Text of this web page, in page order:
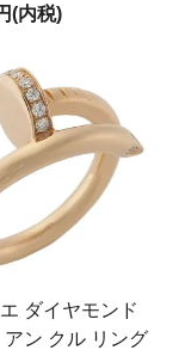
(内税)
ダイヤモンド
アン クル リング